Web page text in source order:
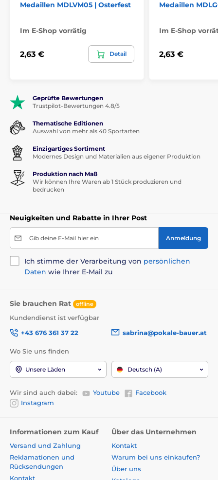
Medaillen MDLVM05 | Osterfest
Im E-Shop vorrätig
2,63 € Detail
Medaillen
Im E-Shop
2,63 €
Geprüfte Bewertungen
Trustpilot-Bewertungen 4.8/5
Thematische Editionen
Auswahl von mehr als 40 Sportarten
Einzigartiges Sortiment
Modernes Design und Materialien aus eigener Produktion
Produktion nach Maß
Wir können Ihre Waren ab 1 Stück produzieren und
bedrucken
Neuigkeiten und Rabatte in Ihrer Post
Gib deine E-Mail hier ein Anmeldung
Ich stimme der Verarbeitung von persönlichen
Daten wie Ihrer E-Mail zu
Sie brauchen Rat offline
Kundendienst ist verfügbar
+43 676 361 37 22
sabrina@pokale-bauer.at
Wo Sie uns finden
Unsere Läden Deutsch (A)
Wir sind auch dabei: Youtube
Facebook
Instagram
Informationen zum Kauf
Versand und Zahlung
Reklamationen und
Rücksendungen
Kontakt
Über das Unternehmen
Kontakt
Warum bei uns einkaufen?
Über uns